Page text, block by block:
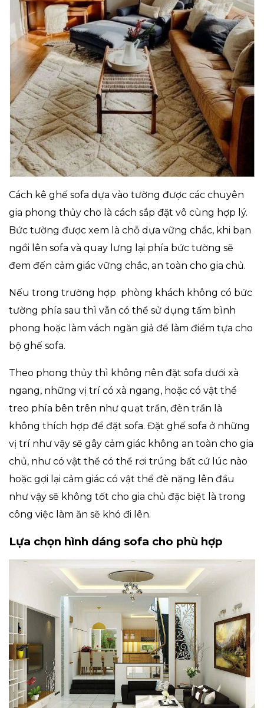
Cách kê ghế sofa dựa vào tường được các chuyên
gia phong thủy cho là cách sắp đặt vô cùng hợp lý.
Bức tường được xem là chỗ dựa vững chắc, khi bạn
ngồi lên sofa và quay lưng lại phía bức tường sẽ
đem đến cảm giác vững chắc, an toàn cho gia chủ.
Nếu trong trường hợp phòng khách không có bức
tường phía sau thì vẫn có thể sử dụng tấm bình
phong hoặc làm vách ngăn giả để làm điểm tựa cho
bộ ghế sofa.
Theo phong thủy thì không nên đặt sofa dưới xà
ngang, những vị trí có xà ngang, hoặc có vật thể
treo phía bên trên như quạt trần, đèn trần là
không thích hợp để đặt sofa. Đặt ghế sofa ở những
vị trí như vậy sẽ gây cảm giác không an toàn cho gia
chủ, như có vật thể có thể rơi trúng bất cứ lúc nào
hoặc gợi lại cảm giác có vật thể đè nặng lên đầu
như vậy sẽ không tốt cho gia chủ đặc biệt là trong
công việc làm ăn sẽ khó đi lên.
Lựa chọn hình dáng sofa cho phù hợp